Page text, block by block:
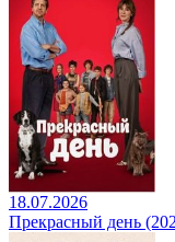
18.07.2026
Прекрасный день